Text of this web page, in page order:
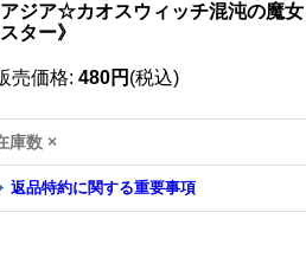
ジア☆カオスウィッチ混沌の魔女
ター》
売価格: 480円 (税込)
庫数 ×
返品特約に関する重要事項